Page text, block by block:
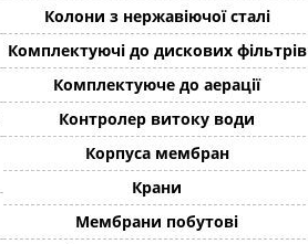
Колони з нержавіючої сталі
Комплектуючі до дискових фільтрів
Комплектуюче до аерації
Контролер витоку води
Корпуса мембран
Крани
Мембрани побутові